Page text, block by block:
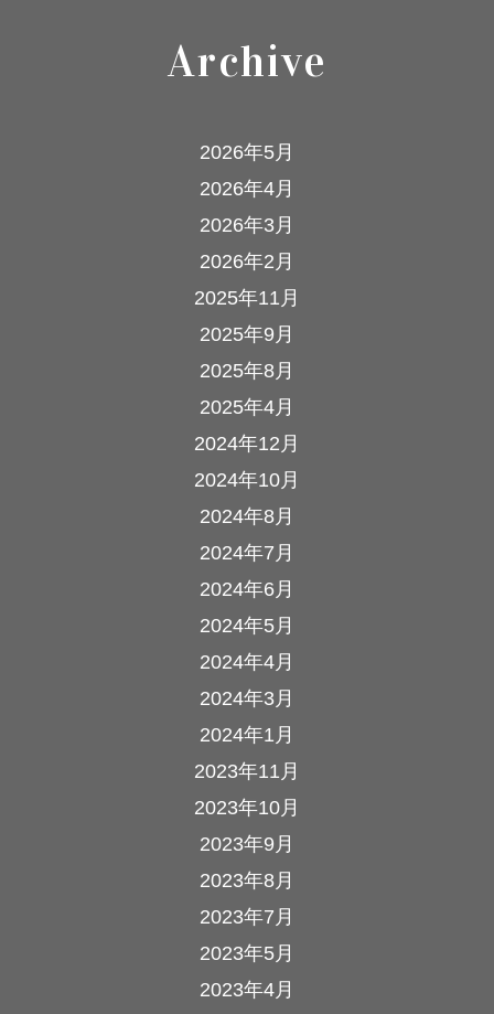
Archive
2026年5月
2026年4月
2026年3月
2026年2月
2025年11月
2025年9月
2025年8月
2025年4月
2024年12月
2024年10月
2024年8月
2024年7月
2024年6月
2024年5月
2024年4月
2024年3月
2024年1月
2023年11月
2023年10月
2023年9月
2023年8月
2023年7月
2023年5月
2023年4月